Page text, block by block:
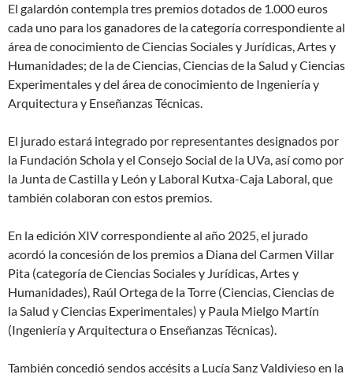
El galardón contempla tres premios dotados de 1.000 euros
cada uno para los ganadores de la categoría correspondiente al
área de conocimiento de Ciencias Sociales y Jurídicas, Artes y
Humanidades; de la de Ciencias, Ciencias de la Salud y Ciencias
Experimentales y del área de conocimiento de Ingeniería y
Arquitectura y Enseñanzas Técnicas.
El jurado estará integrado por representantes designados por
la Fundación Schola y el Consejo Social de la UVa, así como por
la Junta de Castilla y León y Laboral Kutxa-Caja Laboral, que
también colaboran con estos premios.
En la edición XIV correspondiente al año 2025, el jurado
acordó la concesión de los premios a Diana del Carmen Villar
Pita (categoría de Ciencias Sociales y Jurídicas, Artes y
Humanidades), Raúl Ortega de la Torre (Ciencias, Ciencias de
la Salud y Ciencias Experimentales) y Paula Mielgo Martín
(Ingeniería y Arquitectura o Enseñanzas Técnicas).
También concedió sendos accésits a Lucía Sanz Valdivieso en la